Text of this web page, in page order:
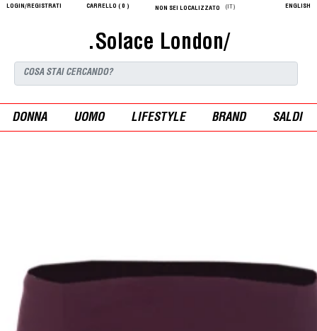
LOGIN/REGISTRATI CARRELLO ( 0 ) NON SEI LOCALIZZATO (IT) ENGLISH
.Solace London/
DONNA UOMO LIFESTYLE BRAND SALDI